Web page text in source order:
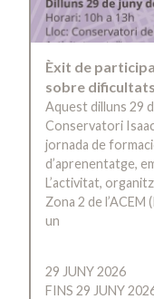
Èxit de
sobre
Aquest dilluns 29
Conservatori
jornada de
d’aprenentatge,
L’activitat,
Zona 2 de
un
29 JUNY 2026
FINS 29 JUNY